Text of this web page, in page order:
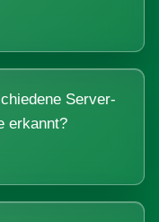
Server-
erkannt?